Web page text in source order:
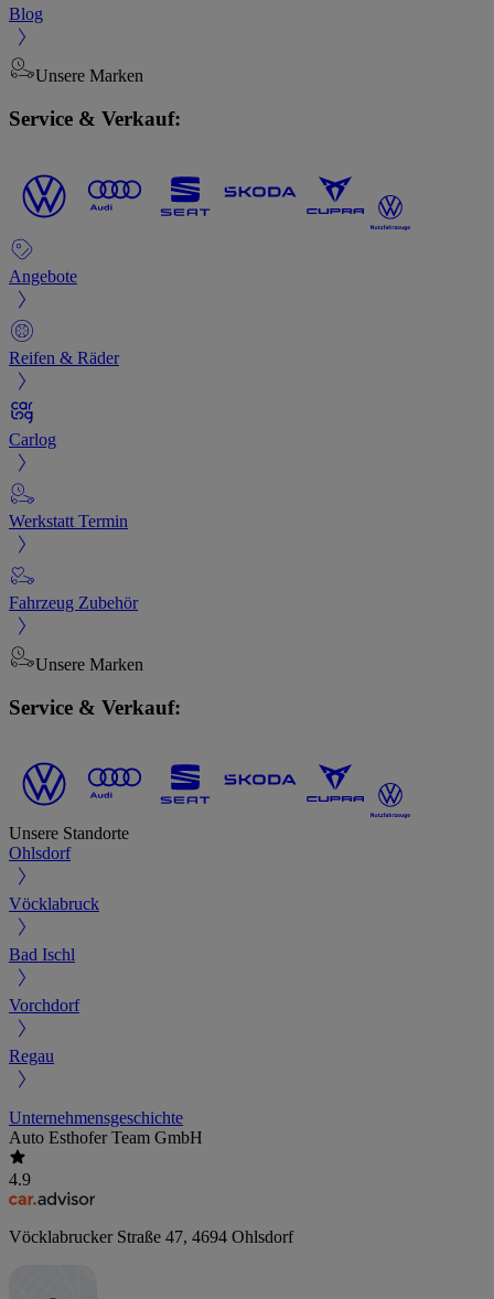
Blog
Unsere Marken
Service & Verkauf:
Angebote
Reifen & Räder
Carlog
Werkstatt Termin
Fahrzeug Zubehör
Unsere Marken
Service & Verkauf:
Unsere Standorte
Ohlsdorf
Vöcklabruck
Bad Ischl
Vorchdorf
Regau
Unternehmensgeschichte
Auto Esthofer Team GmbH
4.9
Vöcklabrucker Straße 47, 4694 Ohlsdorf